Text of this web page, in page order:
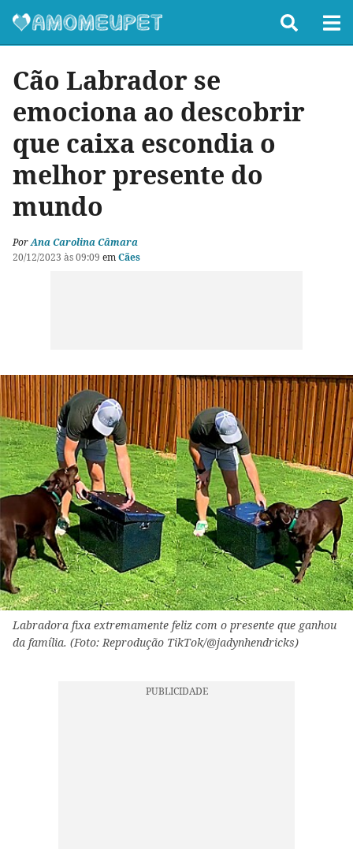
Cão Labrador se
emociona ao descobrir
que caixa escondia o
melhor presente do
mundo
PorAna Carolina Câmara
20/12/2023 às 09:09 emCães
Labradora fixa extremamente feliz com o presente que ganhou
da família. (Foto: Reprodução TikTok/@jadynhendricks)